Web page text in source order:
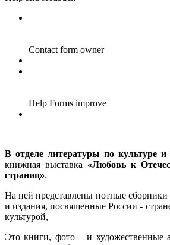
В отделе литературы по культуре и
книжная выставка «Любовь к
страниц».
На ней представлены нотные сборники
и издания, посвященные России -
культурой,
Это книги, фото – и художественные